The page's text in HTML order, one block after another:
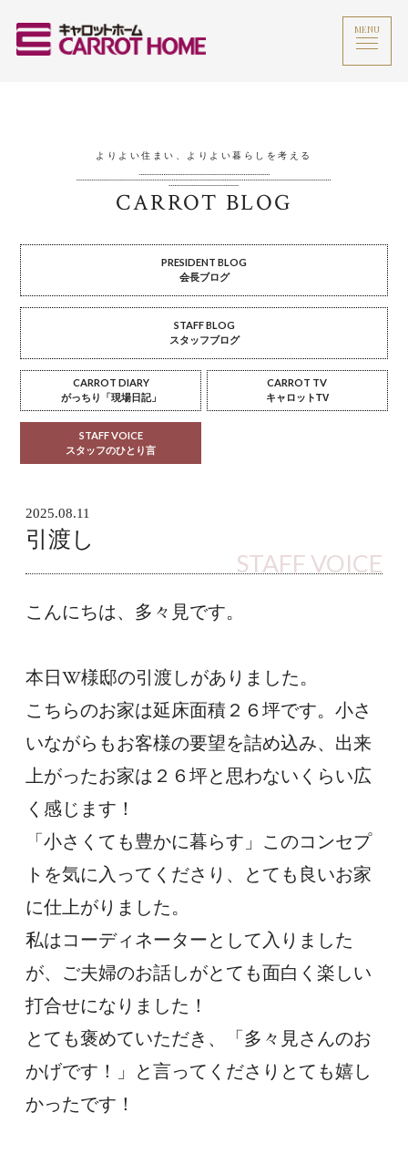
MENU
よりよい住まい、よりよい暮らしを考える
CARROT BLOG
PRESIDENT BLOG
会長ブログ
STAFF BLOG
スタッフブログ
CARROT DIARY
がっちり「現場日記」
CARROT TV
キャロットTV
STAFF VOICE
スタッフのひとり言
2025.08.11
引渡し
STAFF VOICE
こんにちは、多々見です。
本日W様邸の引渡しがありました。
こちらのお家は延床面積２６坪です。小さ
いながらもお客様の要望を詰め込み、出来
上がったお家は２６坪と思わないくらい広
く感じます！
「小さくても豊かに暮らす」このコンセプ
トを気に入ってくださり、とても良いお家
に仕上がりました。
私はコーディネーターとして入りました
が、ご夫婦のお話しがとても面白く楽しい
打合せになりました！
とても褒めていただき、「多々見さんのお
かげです！」と言ってくださりとても嬉し
かったです！